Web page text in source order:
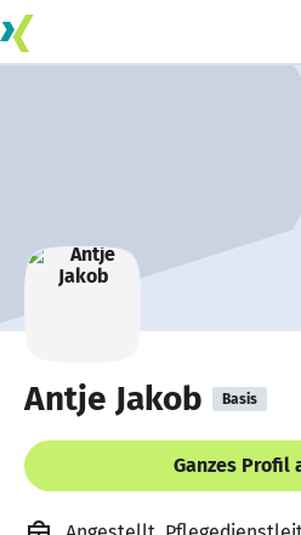
Antje Jakob Basis
Ganzes Profil